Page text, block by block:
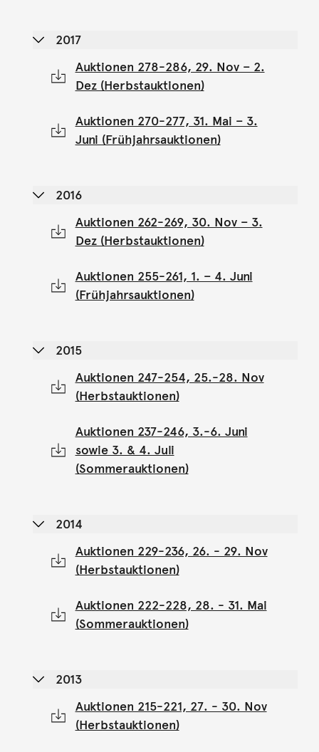
2017
Auktionen 278-286, 29. Nov – 2.
Dez (Herbstauktionen)
Auktionen 270-277, 31. Mai – 3.
Juni (Frühjahrsauktionen)
2016
Auktionen 262-269, 30. Nov – 3.
Dez (Herbstauktionen)
Auktionen 255-261, 1. – 4. Juni
(Frühjahrsauktionen)
2015
Auktionen 247-254, 25.-28. Nov
(Herbstauktionen)
Auktionen 237-246, 3.-6. Juni
sowie 3. & 4. Juli
(Sommerauktionen)
2014
Auktionen 229-236, 26. - 29. Nov
(Herbstauktionen)
Auktionen 222-228, 28. - 31. Mai
(Sommerauktionen)
2013
Auktionen 215-221, 27. - 30. Nov
(Herbstauktionen)